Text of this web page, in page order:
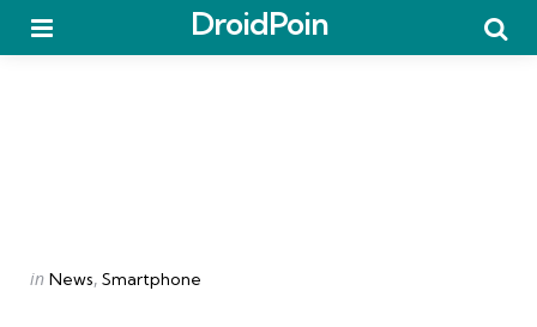
DroidPoin
Categories
Posted
in News Smartphone